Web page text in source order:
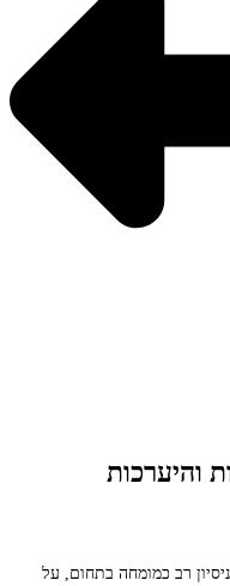
והיערכות
רב כמומחה בתחום, על